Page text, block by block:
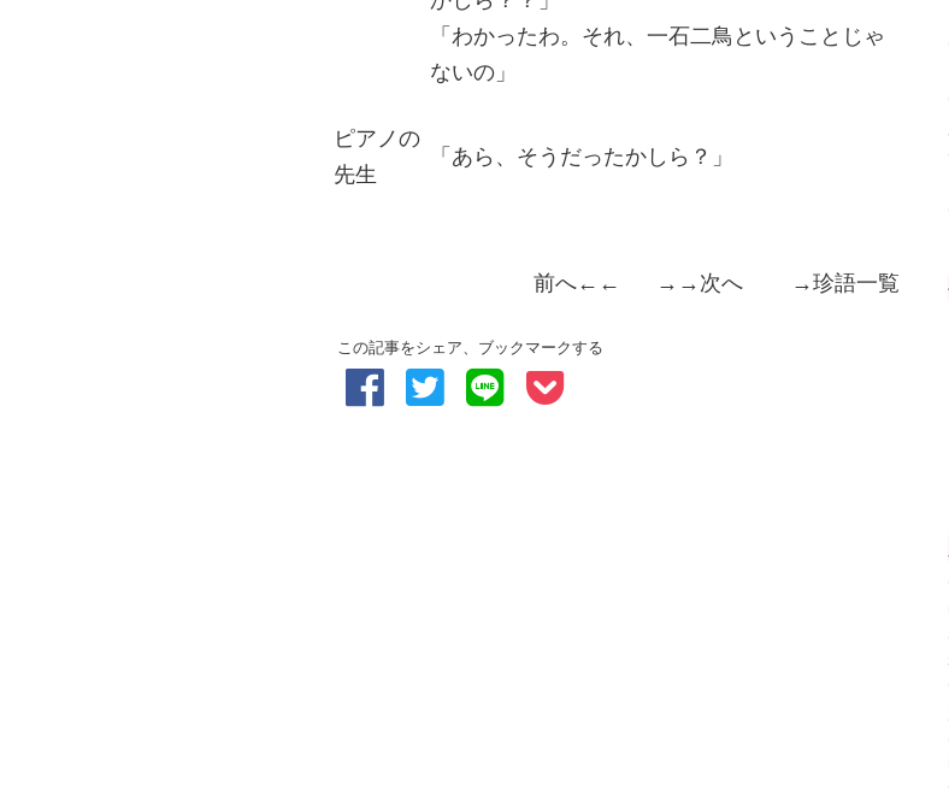
「わかったわ。それ、一石二鳥ということじゃ
ないの」
ピアノの
先生
「あら、そうだったかしら？」
前へ←← →→ 次へ →珍語一覧
この記事をシェア、ブックマークする